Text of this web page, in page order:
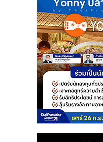
แฟ
ไชส์
หน้า